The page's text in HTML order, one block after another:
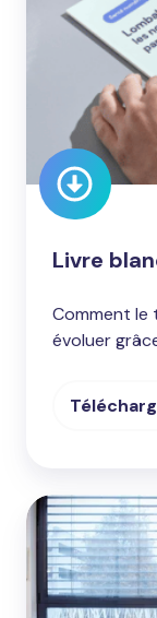
lombalgie
Livre
Comment le
évoluer
Revue
systématique
avec
méta-